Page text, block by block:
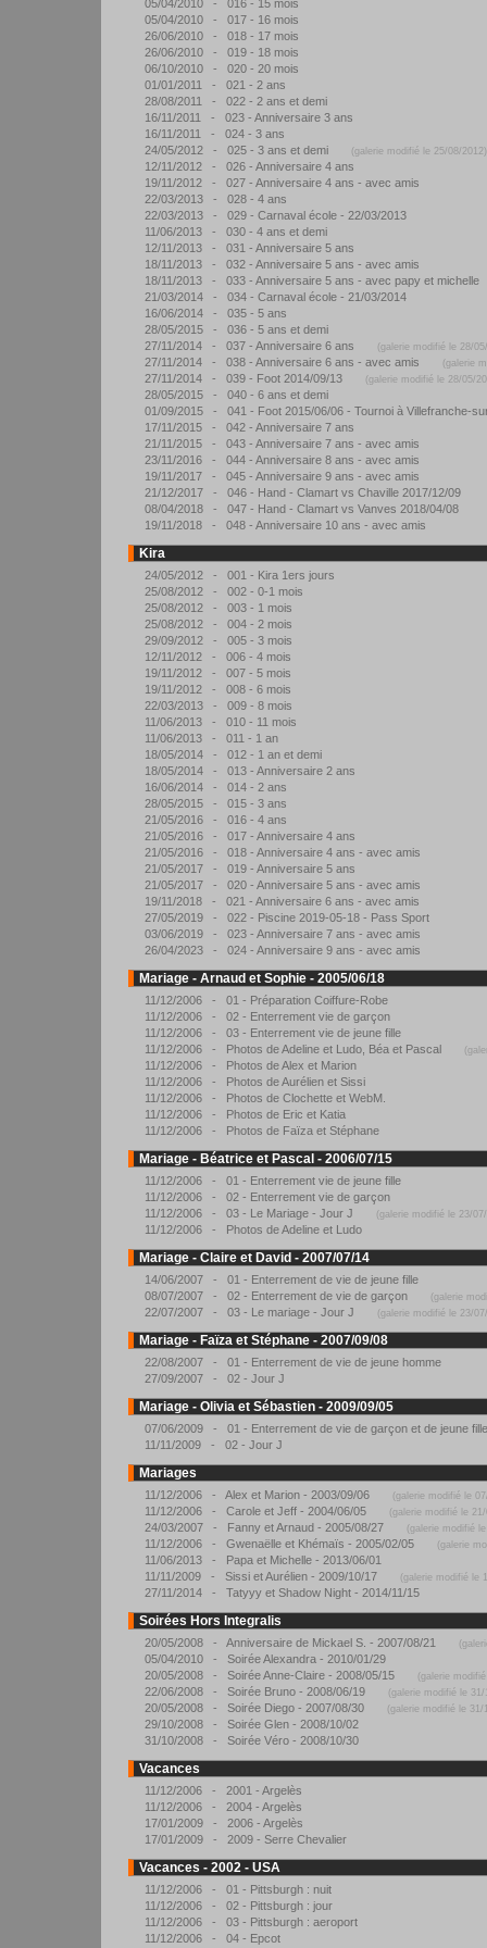
05/04/2010 - 016 - 15 mois
05/04/2010 - 017 - 16 mois
26/06/2010 - 018 - 17 mois
26/06/2010 - 019 - 18 mois
06/10/2010 - 020 - 20 mois
01/01/2011 - 021 - 2 ans
28/08/2011 - 022 - 2 ans et demi
16/11/2011 - 023 - Anniversaire 3 ans
16/11/2011 - 024 - 3 ans
24/05/2012 - 025 - 3 ans et demi
(galerie modifié le 25/08/2012)
12/11/2012 - 026 - Anniversaire 4 ans
19/11/2012 - 027 - Anniversaire 4 ans - avec amis
22/03/2013 - 028 - 4 ans
22/03/2013 - 029 - Carnaval école - 22/03/2013
11/06/2013 - 030 - 4 ans et demi
12/11/2013 - 031 - Anniversaire 5 ans
18/11/2013 - 032 - Anniversaire 5 ans - avec amis
18/11/2013 - 033 - Anniversaire 5 ans - avec papy et michelle
21/03/2014 - 034 - Carnaval école - 21/03/2014
16/06/2014 - 035 - 5 ans
28/05/2015 - 036 - 5 ans et demi
27/11/2014 - 037 - Anniversaire 6 ans
(galerie modifié le 28/
27/11/2014 - 038 - Anniversaire 6 ans - avec amis (galerie
27/11/2014 - 039 - Foot 2014/09/13 (galerie modifié le 28/05/
28/05/2015 - 040 - 6 ans et demi
01/09/2015 - 041 - Foot 2015/06/06 - Tournoi à Villefranche-
17/11/2015 - 042 - Anniversaire 7 ans
21/11/2015 - 043 - Anniversaire 7 ans - avec amis
23/11/2016 - 044 - Anniversaire 8 ans - avec amis
19/11/2017 - 045 - Anniversaire 9 ans - avec amis
21/12/2017 - 046 - Hand - Clamart vs Chaville 2017/12/09
08/04/2018 - 047 - Hand - Clamart vs Vanves 2018/04/08
19/11/2018 - 048 - Anniversaire 10 ans - avec amis
Kira
24/05/2012 - 001 - Kira 1ers jours
25/08/2012 - 002 - 0-1 mois
25/08/2012 - 003 - 1 mois
25/08/2012 - 004 - 2 mois
29/09/2012 - 005 - 3 mois
12/11/2012 - 006 - 4 mois
19/11/2012 - 007 - 5 mois
19/11/2012 - 008 - 6 mois
22/03/2013 - 009 - 8 mois
11/06/2013 - 010 - 11 mois
11/06/2013 - 011 - 1 an
18/05/2014 - 012 - 1 an et demi
18/05/2014 - 013 - Anniversaire 2 ans
16/06/2014 - 014 - 2 ans
28/05/2015 - 015 - 3 ans
21/05/2016 - 016 - 4 ans
21/05/2016 - 017 - Anniversaire 4 ans
21/05/2016 - 018 - Anniversaire 4 ans - avec amis
21/05/2017 - 019 - Anniversaire 5 ans
21/05/2017 - 020 - Anniversaire 5 ans - avec amis
19/11/2018 - 021 - Anniversaire 6 ans - avec amis
27/05/2019 - 022 - Piscine 2019-05-18 - Pass Sport
03/06/2019 - 023 - Anniversaire 7 ans - avec amis
26/04/2023 - 024 - Anniversaire 9 ans - avec amis
Mariage - Arnaud et Sophie - 2005/06/18
11/12/2006 - 01 - Préparation Coiffure-Robe
11/12/2006 - 02 - Enterrement vie de garçon
11/12/2006 - 03 - Enterrement vie de jeune fille
11/12/2006 - Photos de Adeline et Ludo, Béa et Pascal
11/12/2006 - Photos de Alex et Marion
11/12/2006 - Photos de Aurélien et Sissi
11/12/2006 - Photos de Clochette et WebM.
11/12/2006 - Photos de Eric et Katia
11/12/2006 - Photos de Faïza et Stéphane
Mariage - Béatrice et Pascal - 2006/07/15
11/12/2006 - 01 - Enterrement vie de jeune fille
11/12/2006 - 02 - Enterrement vie de garçon
11/12/2006 - 03 - Le Mariage - Jour J
(galerie modifié le 23/
11/12/2006 - Photos de Adeline et Ludo
Mariage - Claire et David - 2007/07/14
14/06/2007 - 01 - Enterrement de vie de jeune fille
08/07/2007 - 02 - Enterrement de vie de garçon
(galerie
22/07/2007 - 03 - Le mariage - Jour J (galerie modifié le 23/
Mariage - Faïza et Stéphane - 2007/09/08
22/08/2007 - 01 - Enterrement de vie de jeune homme
27/09/2007 - 02 - Jour J
Mariage - Olivia et Sébastien - 2009/09/05
07/06/2009 - 01 - Enterrement de vie de garçon et de jeune
11/11/2009 - 02 - Jour J
Mariages
11/12/2006 - Alex et Marion - 2003/09/06 (galerie modifié le
11/12/2006 - Carole et Jeff - 2004/06/05 (galerie modifié le
24/03/2007 - Fanny et Arnaud - 2005/08/27 (galerie modifié
11/12/2006 - Gwenaëlle et Khémaïs - 2005/02/05 (galerie
11/06/2013 - Papa et Michelle - 2013/06/01
11/11/2009 - Sissi et Aurélien - 2009/10/17
(galerie modifié le
27/11/2014 - Tatyyy et Shadow Night - 2014/11/15
Soirées Hors Integralis
20/05/2008 - Anniversaire de Mickael S. - 2007/08/21
05/04/2010 - Soirée Alexandra - 2010/01/29
20/05/2008 - Soirée Anne-Claire - 2008/05/15
(galerie
22/06/2008 - Soirée Bruno - 2008/06/19 (galerie modifié le 31/
20/05/2008 - Soirée Diego - 2007/08/30 (galerie modifié le 31/
29/10/2008 - Soirée Glen - 2008/10/02
31/10/2008 - Soirée Véro - 2008/10/30
Vacances
11/12/2006 - 2001 - Argelès
11/12/2006 - 2004 - Argelès
17/01/2009 - 2006 - Argelès
17/01/2009 - 2009 - Serre Chevalier
Vacances - 2002 - USA
11/12/2006 - 01 - Pittsburgh : nuit
11/12/2006 - 02 - Pittsburgh : jour
11/12/2006 - 03 - Pittsburgh : aeroport
11/12/2006 - 04 - Epcot